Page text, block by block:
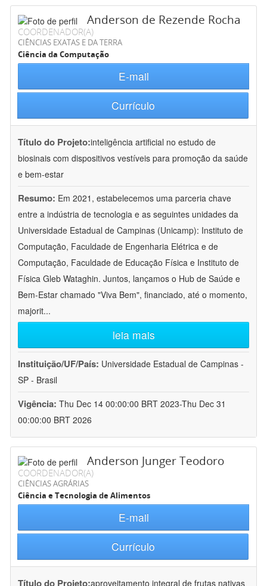
Anderson de Rezende Rocha
COORDENADOR(A)
CIÊNCIAS EXATAS E DA TERRA
Ciência da Computação
E-mail
Currículo
Título do Projeto:inteligência artificial no estudo de
biosinais com dispositivos vestíveis para promoção da saúde
e bem-estar
Resumo: Em 2021, estabelecemos uma parceria chave
entre a indústria de tecnologia e as seguintes unidades da
Universidade Estadual de Campinas (Unicamp): Instituto de
Computação, Faculdade de Engenharia Elétrica e de
Computação, Faculdade de Educação Física e Instituto de
Física Gleb Wataghin. Juntos, lançamos o Hub de Saúde e
Bem-Estar chamado "Viva Bem", financiado, até o momento,
majorit...
leia mais
Instituição/UF/País: Universidade Estadual de Campinas -
SP - Brasil
Vigência: Thu Dec 14 00:00:00 BRT 2023-Thu Dec 31
00:00:00 BRT 2026
Anderson Junger Teodoro
COORDENADOR(A)
CIÊNCIAS AGRÁRIAS
Ciência e Tecnologia de Alimentos
E-mail
Currículo
Título do Projeto:aproveitamento integral de frutas nativas